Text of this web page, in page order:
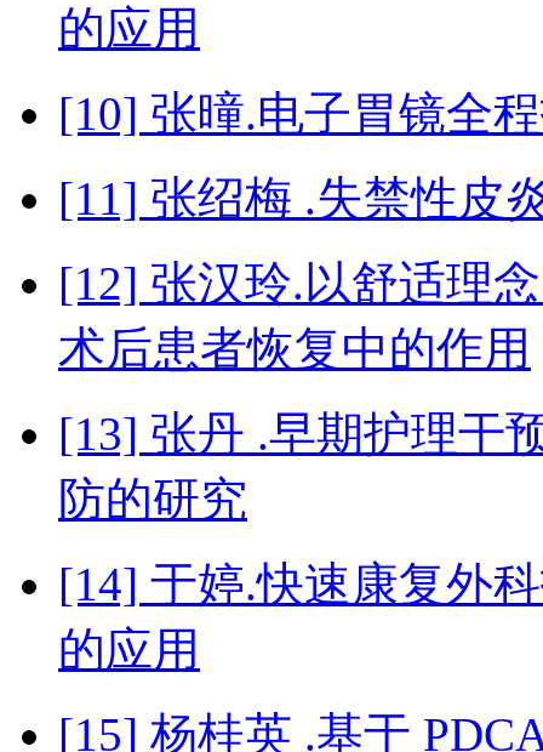
的应用
[10] 张曈.电子胃镜全
[11] 张绍梅 .失禁性皮
[12] 张汉玲.以舒适理
术后患者恢复中的作用
[13] 张丹 .早期护理干
防的研究
[14] 于婷.快速康复外
的应用
[15] 杨桂英 .基于